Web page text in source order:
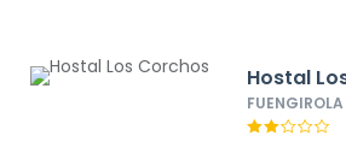
Hostal
FUENGIROLA